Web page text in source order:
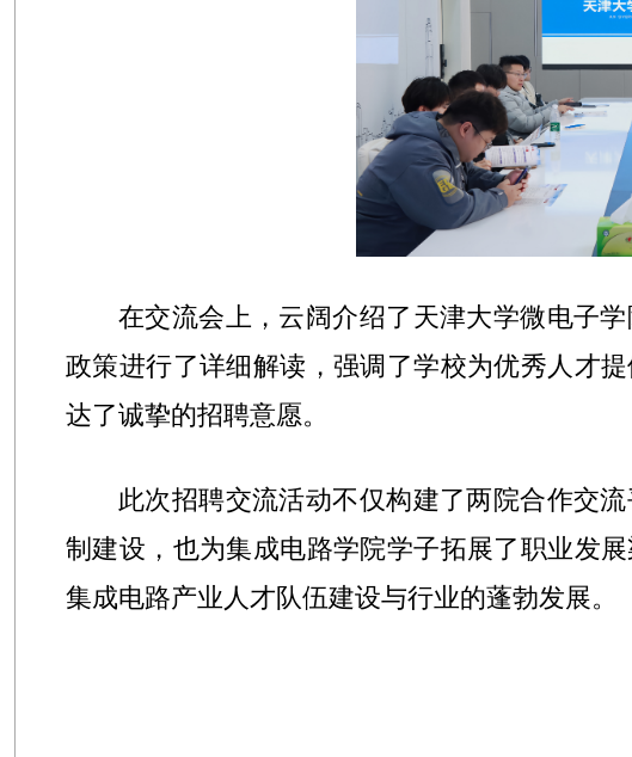
在交流会上，云阔介绍了天津大学微电子
政策进行了详细解读，强调了学校为优秀人才
达了诚挚的招聘意愿。
此次招聘交流活动不仅构建了两院合作交
制建设，也为集成电路学院学子拓展了职业发
集成电路产业人才队伍建设与行业的蓬勃发展。